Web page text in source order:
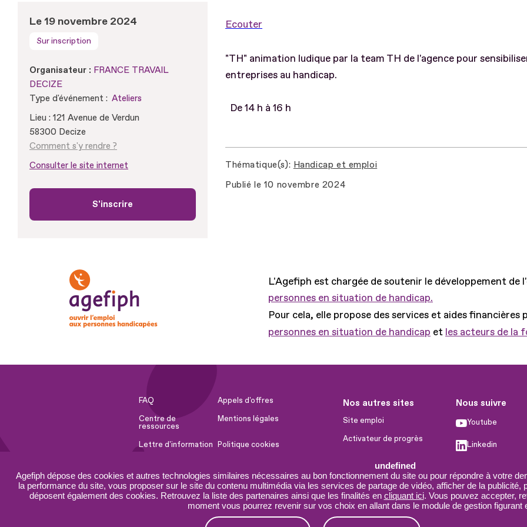
undefined
Agefiph dépose des cookies et autres technologies similaires nécessaires au bon fonctionnement du site ou pour répondre à votre
la performance du site, vous proposer sur le site du contenu multimédia via les services de partage de vidéo, afficher de la
déposent également des cookies. Retrouvez la liste des partenaires ainsi que les finalités en cliquant ici. Vous pouvez accepter,
moment vous pourrez revenir sur vos choix en allant dans le module de gestion figurant
Le 19 novembre 2024
Sur inscription
Organisateur : FRANCE TRAVAIL
DECIZE
Type d'événement : Ateliers
Lieu : 121 Avenue de Verdun
58300 Decize
Comment s'y rendre ?
Consulter le site internet
S'inscrire
Ecouter
"TH" animation ludique par la team TH de l'agence pour
entreprises au handicap.
De 14 h à 16 h
Thématique(s) Handicap et emploi
Publié le 10 novembre 2024
L'Agefiph est chargée de soutenir le développement de
personnes en situation de handicap.
Pour cela, elle propose des services et aides financières
personnes en situation de handicap et les acteurs de la
FAQ
Appels d'offres
Centre de
ressources
Mentions légales
Lettre d'information Politique cookies
Accessibilité :
partiellement
conforme
Plan du site
Nos autres sites
Site emploi
Activateur de progrès
Innovation et recherche
Université du RRH
Service AppuiPro
Nous suivre
Youtube
Linkedin
X